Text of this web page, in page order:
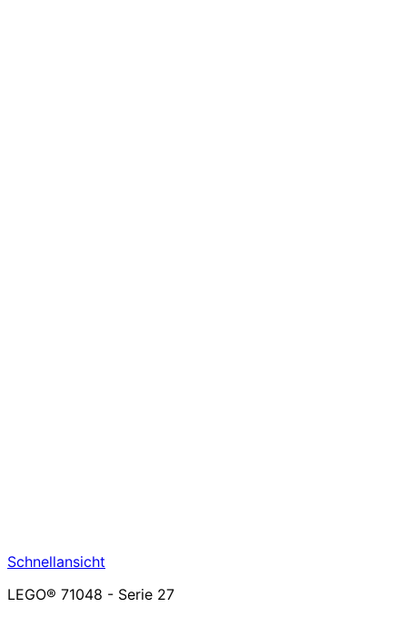
Schnellansicht
LEGO® 71048 - Serie 27